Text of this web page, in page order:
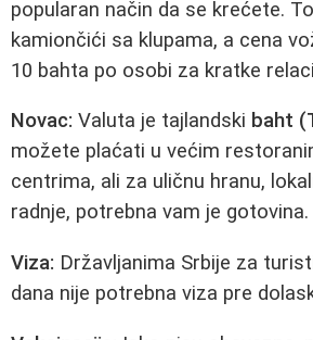
popularan način da se krećete.
kamiončići sa klupama, a cena
10 bahta po osobi za kratke
Novac: Valuta je tajlandski baht
možete plaćati u većim
centrima, ali za uličnu hranu,
radnje, potrebna vam je gotovina.
Viza: Državljanima Srbije za
dana nije potrebna viza pre